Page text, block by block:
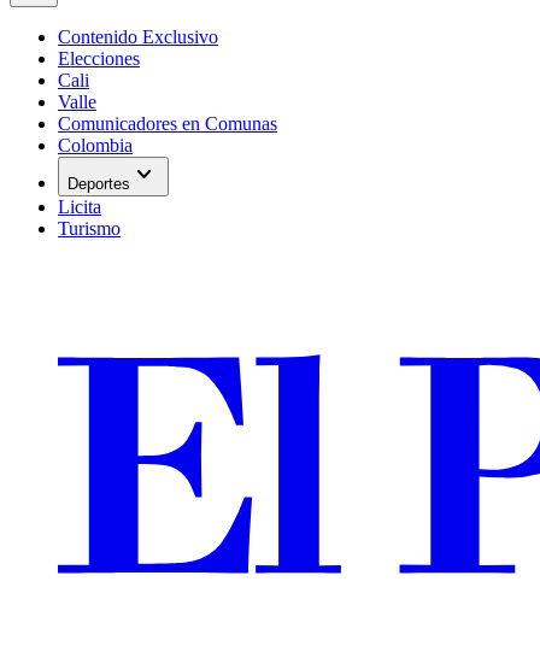
Contenido Exclusivo
Elecciones
Cali
Valle
Comunicadores en Comunas
Colombia
Deportes expand_more
Licita
Turismo